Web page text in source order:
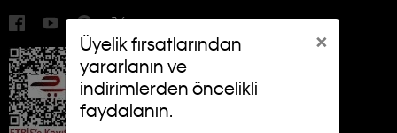
×
Üyelik fırsatlarından
yararlanın ve
indirimlerden öncelikli
faydalanın.